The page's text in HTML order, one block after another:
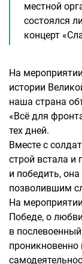
местной
состоялся
концерт
На
истории
наша страна
«Всё для
тех дней.
Вместе с
строй встала и
и победить,
позволившим
На
Победе, о
в
проникновенно